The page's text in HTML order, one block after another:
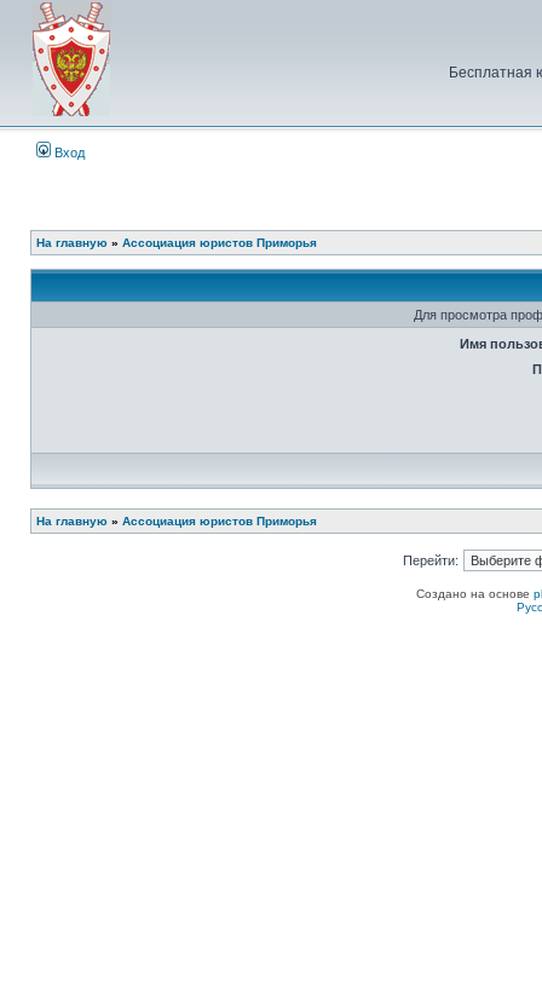
Бесплатная
Вход
На главную » Ассоциация юристов Приморья
Для просмотра
Имя
На главную » Ассоциация юристов Приморья
Перейти:
Создано на основе